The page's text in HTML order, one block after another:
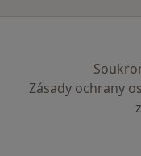
Zásady ochrany